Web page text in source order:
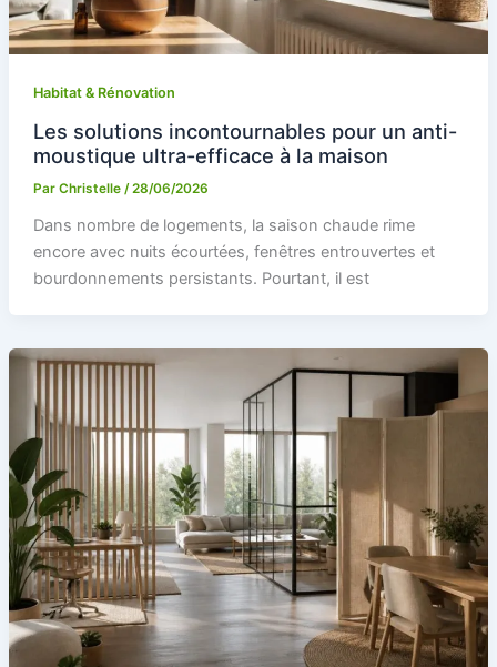
Habitat & Rénovation
Les solutions incontournables pour un anti-
moustique ultra-efficace à la maison
Par Christelle /28/06/2026
Dans nombre de logements, la saison chaude rime
encore avec nuits écourtées, fenêtres entrouvertes et
bourdonnements persistants. Pourtant, il est